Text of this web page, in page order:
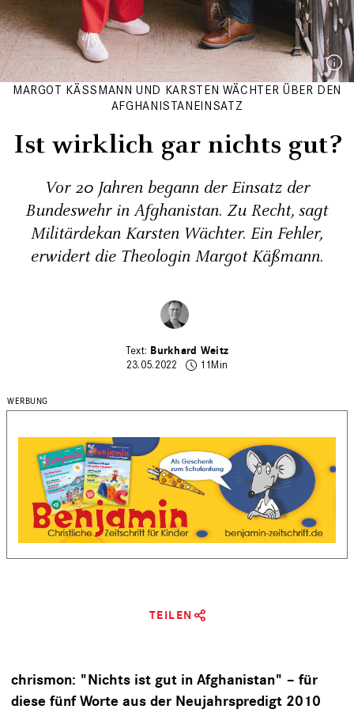
MARGOT KÄSSMANN UND KARSTEN WÄCHTER ÜBER DEN
AFGHANISTANEINSATZ
Ist wirklich gar nichts gut?
Vor 20 Jahren begann der Einsatz der
Bundeswehr in Afghanistan. Zu Recht, sagt
Militärdekan Karsten Wächter. Ein Fehler,
erwidert die Theologin Margot Käßmann.
Burkhard Weitz
23.05.2022
11Min
TEILEN
chrismon: "Nichts ist gut in Afghanistan" – für
diese fünf Worte aus der Neujahrspredigt 2010